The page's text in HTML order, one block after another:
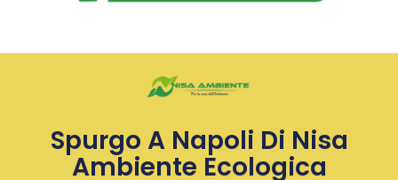
Spurgo A Napoli Di Nisa
Ambiente Ecologica